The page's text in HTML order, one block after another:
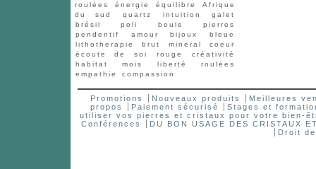
roulées
énergie équilibre
Afrique
du sud
quartz intuition
galet
brésil
poli boule
pierres
pendentif
amour bijoux
bleue
lithotherapie
brut mineral
coeur
écoute de soi
rouge
créativité
habitat
mois liberté
roulées
empathie
compassion
Promotions Nouveaux produits
Meilleures
propos
Paiement sécurisé
Stages et
utiliser vos pierres et cristaux pour votre bien-
Conférences
DU BON USAGE DES CRISTAUX
Droit